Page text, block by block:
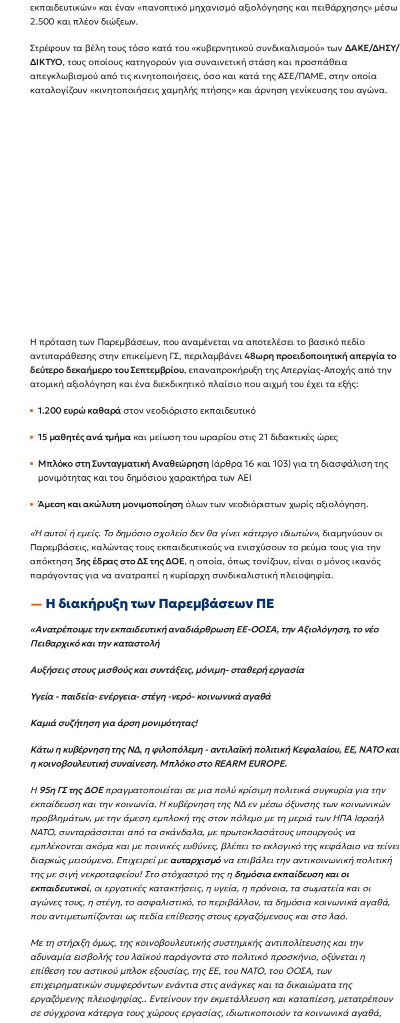
εκπαιδευτικών» και έναν «πανοπτικό μηχανισμό αξιολόγησης και πειθάρχησης» μέσω
2.500 και πλέον διώξεων.
Στρέφουν τα βέλη τους τόσο κατά του «κυβερνητικού συνδικαλισμού» των ΔΑΚΕ/ΔΗΣΥ/
ΔΙΚΤΥΟ, τους οποίους κατηγορούν για συναινετική στάση και προσπάθεια
απεγκλωβισμού από τις κινητοποιήσεις, όσο και κατά της ΑΣΕ/ΠΑΜΕ, στην οποία
καταλογίζουν «κινητοποιήσεις χαμηλής πτήσης» και άρνηση γενίκευσης του αγώνα.
Η πρόταση των Παρεμβάσεων, που αναμένεται να αποτελέσει το βασικό πεδίο
αντιπαράθεσης στην επικείμενη ΓΣ, περιλαμβάνει48ωρη προειδοποιητική απεργία το
δεύτερο δεκαήμερο του Σεπτεμβρίου, επαναπροκήρυξη της Απεργίας-Αποχής από την
ατομική αξιολόγηση και ένα διεκδικητικό πλαίσιο που αιχμή του έχει τα εξής:
1.200 ευρώ καθαρά στον νεοδιόριστο εκπαιδευτικό
15 μαθητές ανά τμήμακαι μείωση του ωραρίου στις 21 διδακτικές ώρες
Μπλόκο στη Συνταγματική Αναθεώρηση (άρθρα 16 και 103) για τη διασφάλιση της
μονιμότητας και του δημόσιου χαρακτήρα των ΑΕΙ
Άμεση και ακώλυτη μονιμοποίηση όλων των νεοδιόριστων χωρίς αξιολόγηση.
«Ή αυτοί ή εμείς. Το δημόσιο σχολείο δεν θα γίνει κάτεργο ιδιωτών», διαμηνύουν οι
Παρεμβάσεις, καλώντας τους εκπαιδευτικούς να ενισχύσουν το ρεύμα τους για την
απόκτηση 3ης έδρας στο ΔΣ της ΔΟΕ, η οποία, όπως τονίζουν, είναι ο μόνος ικανός
παράγοντας για να ανατραπεί η κυρίαρχη συνδικαλιστική πλειοψηφία.
Η διακήρυξη των Παρεμβάσεων ΠΕ
«Ανατρέπουμε την εκπαιδευτική αναδιάρθρωση ΕΕ-ΟΟΣΑ, την Αξιολόγηση, το νέο
Πειθαρχικό και την καταστολή
Αυξήσεις στους μισθούς και συντάξεις, μόνιμη- σταθερή εργασία
Υγεία - παιδεία- ενέργεια- στέγη -νερό- κοινωνικά αγαθά
Καμιά συζήτηση για άρση μονιμότητας!
Κάτω η κυβέρνηση της ΝΔ, η φιλοπόλεμη - αντιλαϊκή πολιτική Κεφαλαίου, ΕΕ, ΝΑΤΟ και
η κοινοβουλευτική συναίνεση. Μπλόκο στο REARM EUROPE.
Η 95η ΓΣ της ΔΟΕπραγματοποιείται σε μια πολύ κρίσιμη πολιτικά συγκυρία για την
εκπαίδευση και την κοινωνία. Η κυβέρνηση της ΝΔ εν μέσω όξυνσης των κοινωνικών
προβλημάτων, με την άμεση εμπλοκή της στον πόλεμο με τη μεριά των ΗΠΑ Ισραήλ
ΝΑΤΟ, συνταράσσεται από τα σκάνδαλα, με πρωτοκλασάτους υπουργούς να
εμπλέκονται ακόμα και με ποινικές ευθύνες, βλέπει το εκλογικό της κεφάλαιο να τείνει
διαρκώς μειούμενο. Επιχειρεί μεαυταρχισμόνα επιβάλει την αντικοινωνική πολιτική
της με σιγή νεκροταφείου! Στο στόχαστρό της η δημόσια εκπαίδευση και οι
εκπαιδευτικοί, οι εργατικές κατακτήσεις, η υγεία, η πρόνοια, τα σωματεία και οι
αγώνες τους, η στέγη, το ασφαλιστικό, το περιβάλλον, τα δημόσια κοινωνικά αγαθά,
που αντιμετωπίζονται ως πεδία επίθεσης στους εργαζόμενους και στο λαό.
Με τη στήριξη όμως, της κοινοβουλευτικής συστημικής αντιπολίτευσης και την
αδυναμία εισβολής του λαϊκού παράγοντα στο πολιτικό προσκήνιο, οξύνεται η
επίθεση του αστικού μπλοκ εξουσίας, της ΕΕ, του ΝΑΤΟ, του ΟΟΣΑ, των
επιχειρηματικών συμφερόντων ενάντια στις ανάγκες και τα δικαιώματα της
εργαζόμενης πλειοψηφίας.. Εντείνουν την εκμετάλλευση και καταπίεση, μετατρέπουν
σε σύγχρονα κάτεργα τους χώρους εργασίας, ιδιωτικοποιούν τα κοινωνικά αγαθά,